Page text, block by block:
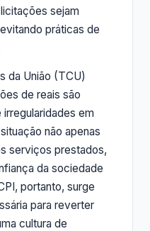
sejam
práticas de
da União (TCU)
de reais são
em
não apenas
serviços prestados,
da sociedade
portanto, surge
para reverter
cultura de